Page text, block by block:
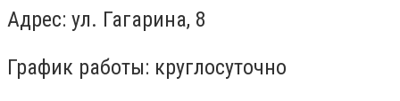
Адрес: ул. Гагарина, 8
График работы: круглосуточно